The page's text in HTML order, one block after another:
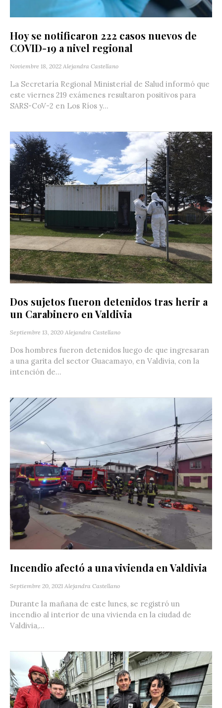
Hoy se notificaron 222 casos nuevos de
COVID-19 a nivel regional
Noviembre 18, 2022 Alejandra Castellano
La Secretaría Regional Ministerial de Salud informó que
este viernes 219 exámenes resultaron positivos para
SARS-CoV-2 en Los Ríos y...
Dos sujetos fueron detenidos tras herir a
un Carabinero en Valdivia
Septiembre 13, 2020 Alejandra Castellano
Dos hombres fueron detenidos luego de que ingresaran
a una garita del sector Guacamayo, en Valdivia, con la
intención de...
Incendio afectó a una vivienda en Valdivia
Septiembre 20, 2021 Alejandra Castellano
‪Durante la mañana de este lunes, se registró un
incendio al interior de una vivienda en la ciudad de
Valdivia,...